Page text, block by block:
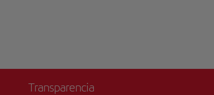
Transparencia